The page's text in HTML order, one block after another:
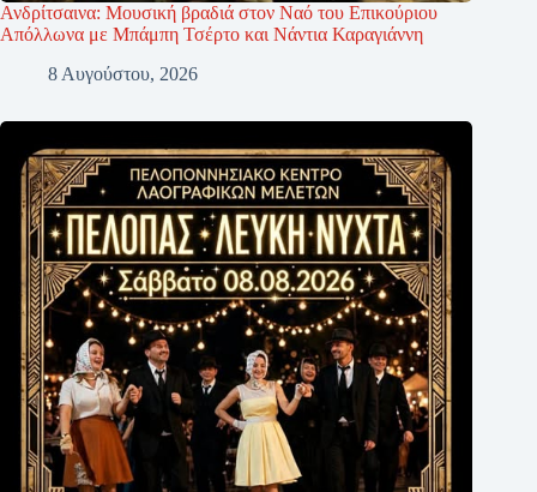
Ανδρίτσαινα: Μουσική βραδιά στον Ναό του Επικούριου
Απόλλωνα με Μπάμπη Τσέρτο και Νάντια Καραγιάννη
8 Αυγούστου, 2026